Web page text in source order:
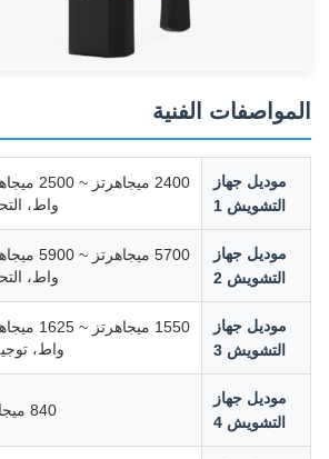
المواصفات الفنية
موديل جهاز
التشويش 1
واط،
موديل جهاز
التشويش 2
واط،
موديل جهاز
التشويش 3
واط،
موديل جهاز
التشويش 4
840 ميجاهرتز ~ 850 ميجاهرتز